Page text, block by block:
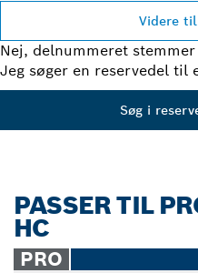
Videre
Nej, delnummeret
Jeg søger en reservedel til
Søg i
PASSER TIL
HC
PRO